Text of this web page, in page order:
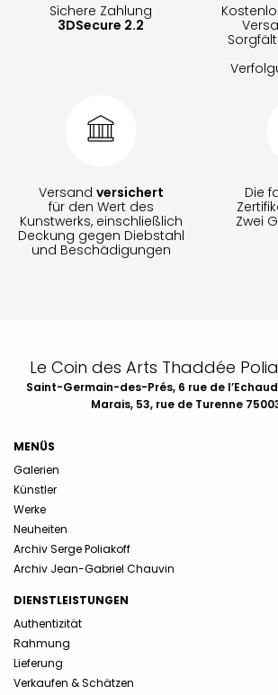
Sichere Zahlung
3DSecure 2.2
Versand versichert
für den Wert des
Kunstwerks, einschließlich
Deckung gegen Diebstahl
und Beschädigungen
Die
Zwei
Le Coin des Arts Thaddée
Saint-Germain-des-Prés, 6 rue de
Marais, 53, rue de Turenne
MENÜS
Galerien
Künstler
Werke
Neuheiten
Archiv Serge Poliakoff
Archiv Jean-Gabriel Chauvin
DIENSTLEISTUNGEN
Authentizität
Rahmung
Lieferung
Verkaufen & Schätzen